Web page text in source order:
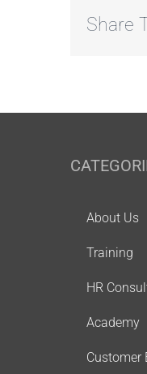
Share
About Us
Training
HR
Academy
Customer